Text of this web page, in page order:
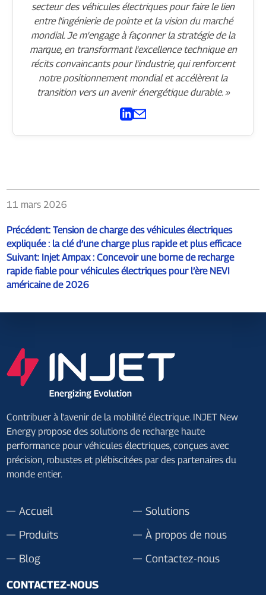
secteur des véhicules électriques pour faire le lien
entre l'ingénierie de pointe et la vision du marché
mondial. Je m'engage à façonner la stratégie de la
marque, en transformant l'excellence technique en
récits convaincants pour l'industrie, qui renforcent
notre positionnement mondial et accélèrent la
transition vers un avenir énergétique durable. »
11 mars 2026
Précédent: Tension de charge des véhicules électriques
expliquée : la clé d’une charge plus rapide et plus efficace
Suivant: Injet Ampax : Concevoir une borne de recharge
rapide fiable pour véhicules électriques pour l’ère NEVI
américaine de 2026
Contribuer à l'avenir de la mobilité électrique. INJET New
Energy propose des solutions de recharge haute
performance pour véhicules électriques, conçues avec
précision, robustes et plébiscitées par des partenaires du
monde entier.
Accueil
Solutions
Produits
À propos de nous
Blog
Contactez-nous
CONTACTEZ-NOUS